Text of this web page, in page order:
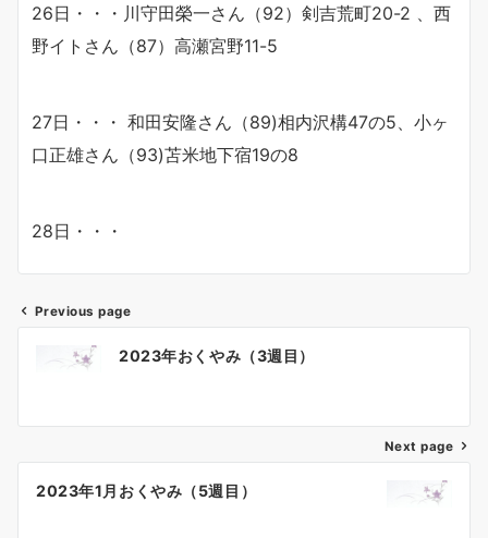
26日・・・川守田榮一さん（92）剣吉荒町20-2 、西
野イトさん（87）高瀬宮野11-5
27日・・・ 和田安隆さん（89)相内沢構47の5、小ヶ
口正雄さん（93)苫米地下宿19の8
28日・・・
ゲ
Previous page
2023年おくやみ（3週目）
Next page
2023年1月おくやみ（5週目）